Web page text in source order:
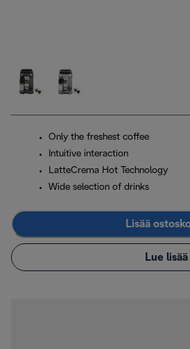
Only the freshest coffee
Intuitive interaction
LatteCrema Hot Technology
Wide selection of drinks
Lisää
Lue lisää